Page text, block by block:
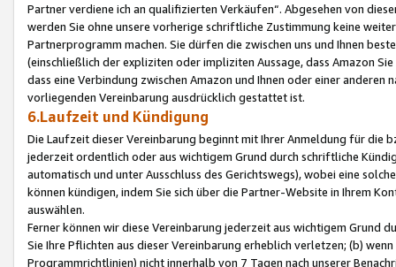
Partner verdiene ich an qualifizierten Verkäufen“. Abgesehen von
werden Sie ohne unsere vorherige schriftliche Zustimmung keine
Partnerprogramm machen. Sie dürfen die zwischen uns und Ihnen
(einschließlich der expliziten oder impliziten Aussage, dass Amazon
dass eine Verbindung zwischen Amazon und Ihnen oder einer
vorliegenden Vereinbarung ausdrücklich gestattet ist.
6.Laufzeit und Kündigung
Die Laufzeit dieser Vereinbarung beginnt mit Ihrer Anmeldung für die
jederzeit ordentlich oder aus wichtigem Grund durch schriftliche
automatisch und unter Ausschluss des Gerichtswegs), wobei eine
können kündigen, indem Sie sich über die Partner-Website in Ihrem
auswählen.
Ferner können wir diese Vereinbarung jederzeit aus wichtigem Grund
Sie Ihre Pflichten aus dieser Vereinbarung erheblich verletzen; (b)
Programmrichtlinien) nicht innerhalb von 7 Tagen nach unserer